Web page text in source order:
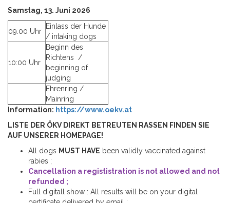
Samstag, 13. Juni 2026
09:00 Uhr
Einlass der Hunde
/ intaking dogs
10:00 Uhr
Beginn des
Richtens /
beginning of
judging
Ehrenring /
Mainring
Information: https://www.oekv.at
LISTE DER ÖKV DIREKT BETREUTEN RASSEN FINDEN SIE
AUF UNSERER HOMEPAGE!
All dogs MUST HAVE been validly vaccinated against
rabies ;
Cancellation a regististration is not allowed and not
refunded ;
Full digitall show : All results will be on your digital